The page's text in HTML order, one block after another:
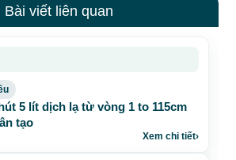
Bài viết liên quan
5 lít dịch lạ từ vòng 1 to 115cm
tạo
Xem chi tiết›